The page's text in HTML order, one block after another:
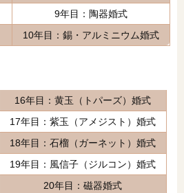
9年目：陶器婚式
10年目：錫・アルミニウム婚式
16年目：黄玉（トパーズ）婚式
17年目：紫玉（アメジスト）婚式
18年目：石榴（ガーネット）婚式
19年目：風信子（ジルコン）婚式
20年目：磁器婚式